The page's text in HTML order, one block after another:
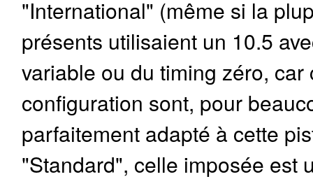
"International" (même si la
présents utilisaient un 10.5
variable ou du timing zéro, car
configuration sont, pour
parfaitement adapté à cette
"Standard", celle imposée est